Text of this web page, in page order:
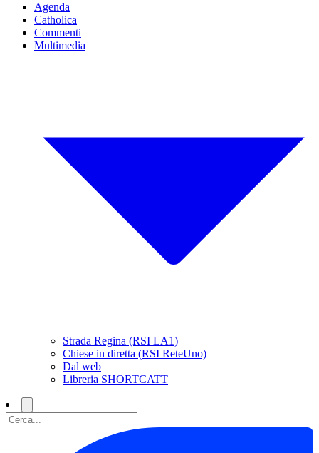
Agenda
Catholica
Commenti
Multimedia
Strada Regina (RSI LA1)
Chiese in diretta (RSI ReteUno)
Dal web
Libreria SHORTCATT